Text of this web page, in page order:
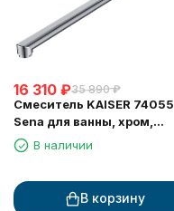
16 310 ₽35 890 ₽
Смеситель KAISER 74055
Sena для ванны, хром,
латуньВ наличии
В корзину